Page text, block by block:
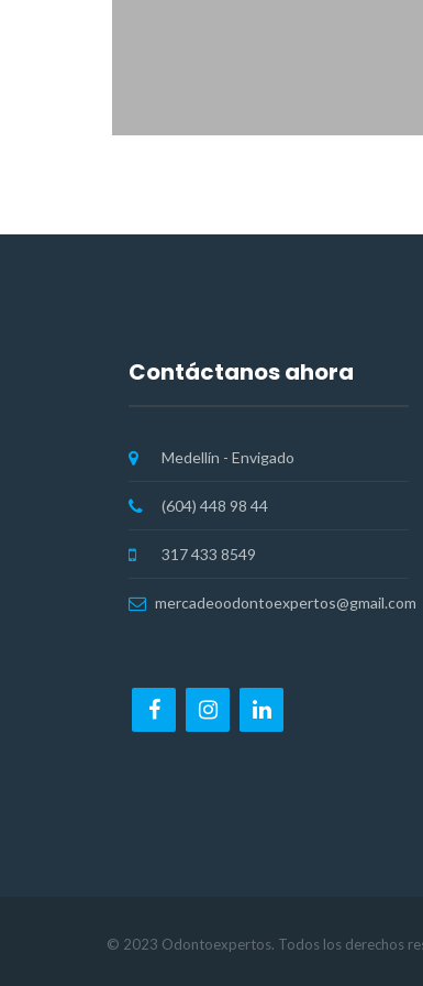
Contáctanos ahora
Medellín - Envigado
(604) 448 98 44
317 433 8549
mercadeoodontoexpertos@gmail.com
© 2023 Odontoexpertos. Todos los derechos